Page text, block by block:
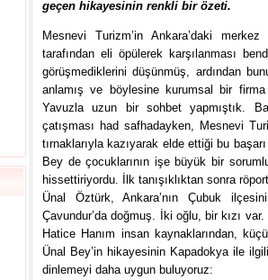
geçen hikayesinin renkli bir özeti.
Mesnevi Turizm’in Ankara’daki
tarafından eli öpülerek karşılanması
görüşmediklerini düşünmüş, ardından
anlamış ve böylesine kurumsal bir
Yavuzla uzun bir sohbet yapmıştık.
çatışması had safhadayken, Mesnevi
tırnaklarıyla kazıyarak elde ettiği bu
Bey de çocuklarının işe büyük bir
hissettiriyordu. İlk tanışıklıktan sonra
Ünal Öztürk, Ankara’nın Çubuk
Çavundur’da doğmuş. İki oğlu, bir kızı
Hatice Hanım insan kaynaklarından,
Ünal Bey’in hikayesinin Kapadokya ile
dinlemeyi daha uygun buluyoruz: